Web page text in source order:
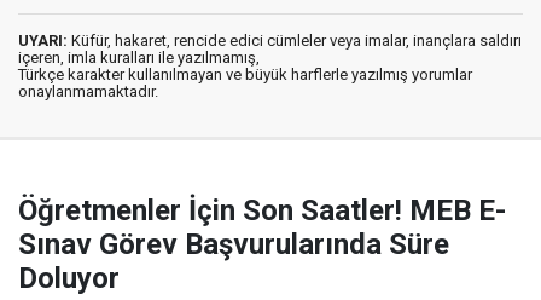
UYARI: Küfür, hakaret, rencide edici cümleler veya imalar, inançlara saldırı
içeren, imla kuralları ile yazılmamış,
Türkçe karakter kullanılmayan ve büyük harflerle yazılmış yorumlar
onaylanmamaktadır.
Öğretmenler İçin Son Saatler! MEB E-
Sınav Görev Başvurularında Süre
Doluyor